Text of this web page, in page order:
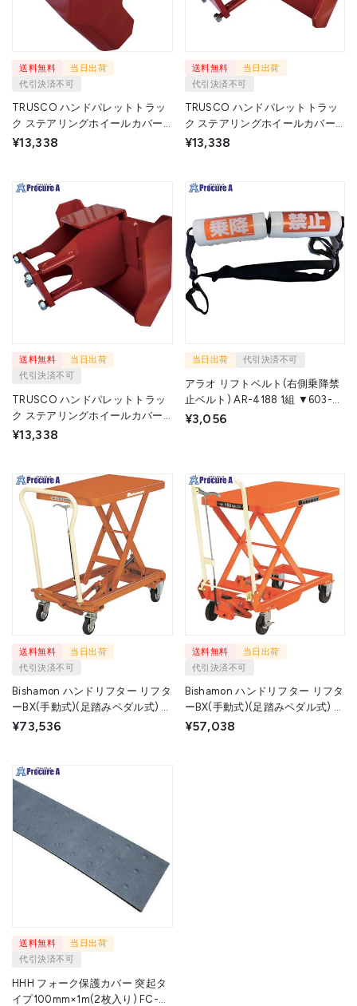
送料無料
当日出荷
代引決済不可
TRUSCO ハンドパレットトラッ
ク ステアリングホイールカバー
THP-20・30用 THP-2030CV 1
¥13,338
送料無料
当日出荷
代引決済不可
TRUSCO ハンドパレットトラッ
ク ステアリングホイールカバー
THP-15用 THP-15CV 1個 ▼692-
¥13,338
送料無料
当日出荷
代引決済不可
TRUSCO ハンドパレットトラッ
ク ステアリングホイールカバー
THP-10用 THP-10CV 1個 ▼692-
¥13,338
当日出荷 代引決済不可
アラオ リフトベルト(右側乗降禁
止ベルト) AR-4188 1組 ▼603-
5201
¥3,056
送料無料
当日出荷
代引決済不可
Bishamon ハンドリフター リフタ
ーBX(手動式)(足踏みペダル式) 均
等荷重250kg テーブル寸法
¥73,536
送料無料
当日出荷
代引決済不可
Bishamon ハンドリフター リフタ
ーBX(手動式)(足踏みペダル式) 均
等荷重150kg テーブル寸法
¥57,038
送料無料
当日出荷
代引決済不可
HHH フォーク保護カバー 突起タ
イプ100mm×1m(2枚入り) FC-T